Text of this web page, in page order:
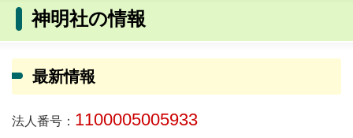
神明社の情報
最新情報
法人番号： 1100005005933